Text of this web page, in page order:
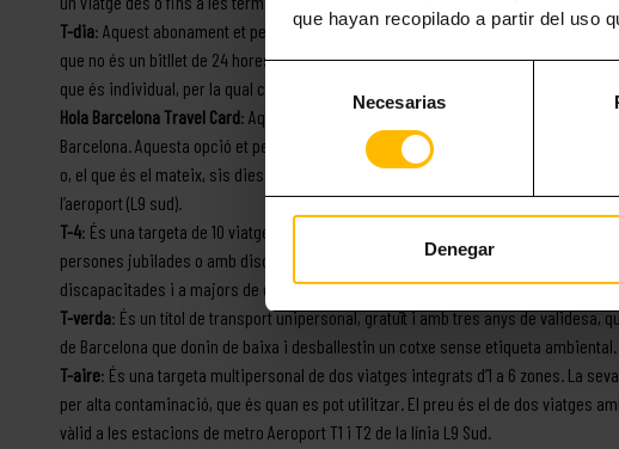
que hayan recopilado a partir del uso
consentimiento
Necesarias
Denegar
T-dia: Aquest abonament et permetrà viatjar tant al metro de Barcelona com a la
que no és un bitllet de 24 hores, sinó que només serà vàlid fins a les 04:00 h del
que és individual, per la qual cosa dues persones no podran viatjar amb el mateix
Hola Barcelona Travel Card: Aquests bitllets són ideals si véns de vacances per
Barcelona. Aquesta opció et permet triar un bitllet per viatjar durant el temps que
o, el que és el mateix, sis dies. A més de poder fer tants viatges com vulguis,
l’aeroport (L9 sud).
T-4: És una targeta de 10 viatges multipersonal i a preu reduït. Només és vàlida
persones jubilades o amb discapacitat). També hi ha una modalitat de targeta
discapacitades i a majors de certa edat (el límit l’estableix cada municipi de
T-verda: És un títol de transport unipersonal, gratuït i amb tres anys de validesa,
de Barcelona que donin de baixa i desballestin un cotxe sense etiqueta ambiental.
T-aire: És una targeta multipersonal de dos viatges integrats d’1 a 6 zones. La
per alta contaminació, que és quan es pot utilitzar. El preu és el de dos viatges
vàlid a les estacions de metro Aeroport T1 i T2 de la línia L9 Sud.